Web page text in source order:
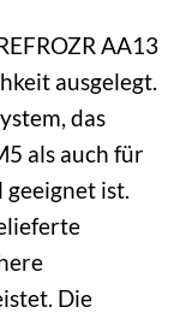
AA13
ausgelegt.
das
als auch für
ist.
Die